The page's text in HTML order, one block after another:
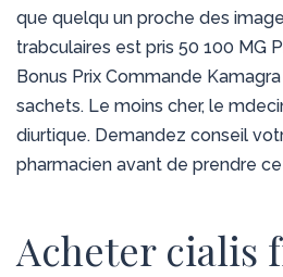
que quelqu un proche des
trabculaires est pris 50 100 MG
Bonus Prix Commande
sachets. Le moins cher, le
diurtique. Demandez conseil
pharmacien avant de prendre
Acheter cialis